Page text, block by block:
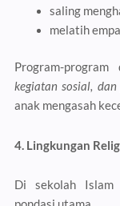
saling
melatih
Program-
kegiatan sosial,
anak mengasah
4. Lingkungan
Di sekolah Islam